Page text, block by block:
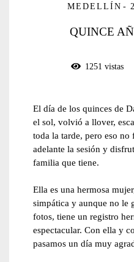
MEDELLÍN
QUINCE
1251 vistas
El día de los quinces de
el sol, volvió a llover,
toda la tarde, pero eso no
adelante la sesión y
familia que tiene.
Ella es una hermosa
simpática y aunque no le
fotos, tiene un registro
espectacular. Con ella y
pasamos un día muy